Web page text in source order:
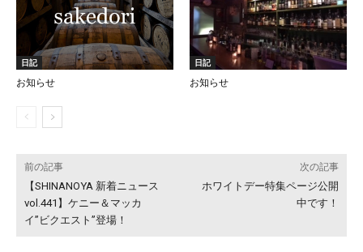
日記
お知らせ
日記
お知らせ
前の記事
【SHINANOYA 新着ニュース
vol.441】ケニー＆マッカ
イ”ビクエスト”登場！
次の記事
ホワイトデー特集ページ公開
中です！